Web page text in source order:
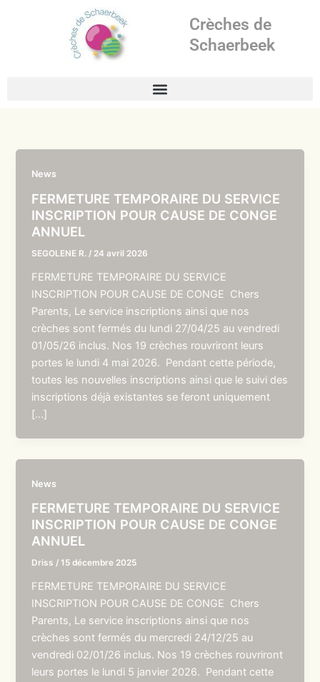
Crèches de
Schaerbeek
News
FERMETURE TEMPORAIRE DU SERVICE
INSCRIPTION POUR CAUSE DE CONGE
ANNUEL
SEGOLENE R. / 24 avril 2026
FERMETURE TEMPORAIRE DU SERVICE
INSCRIPTION POUR CAUSE DE CONGE Chers
Parents, Le service inscriptions ainsi que nos
crèches sont fermés du lundi 27/04/25 au vendredi
01/05/26 inclus. Nos 19 crèches rouvriront leurs
portes le lundi 4 mai 2026. Pendant cette période,
toutes les nouvelles inscriptions ainsi que le suivi des
inscriptions déjà existantes se feront uniquement
[…]
News
FERMETURE TEMPORAIRE DU SERVICE
INSCRIPTION POUR CAUSE DE CONGE
ANNUEL
Driss /15 décembre 2025
FERMETURE TEMPORAIRE DU SERVICE
INSCRIPTION POUR CAUSE DE CONGE Chers
Parents, Le service inscriptions ainsi que nos
crèches sont fermés du mercredi 24/12/25 au
vendredi 02/01/26 inclus. Nos 19 crèches rouvriront
leurs portes le lundi 5 janvier 2026. Pendant cette